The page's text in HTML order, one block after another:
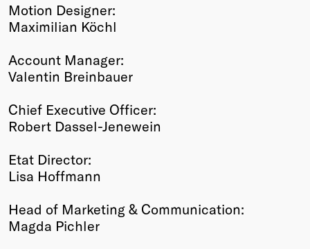
Motion Designer:
Maximilian Köchl
Account Manager:
Valentin Breinbauer
Chief Executive Officer:
Robert Dassel-Jenewein
Etat Director:
Lisa Hoffmann
Head of Marketing & Communication:
Magda Pichler